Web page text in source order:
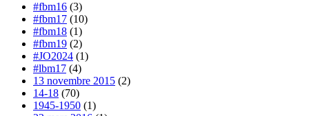
#fbm16 (3)
#fbm17 (10)
#fbm18 (1)
#fbm19 (2)
#JO2024 (1)
#lbm17 (4)
13 novembre 2015 (2)
14-18 (70)
1945-1950 (1)